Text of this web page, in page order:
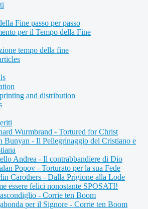
Fine passo per passo
per il Tempo della Fine
tempo della fine
and distribution
Wurmbrand - Tortured for Christ
Bunyan - Il Pellegrinaggio del Cristiano e
Andrea - Il contrabbandiere di Dio
Popov - Torturato per la sua Fede
Carothers - Dalla Prigione alla Lode
essere felici nonostante SPOSATI!
- Corrie ten Boom
per il Signore - Corrie ten Boom